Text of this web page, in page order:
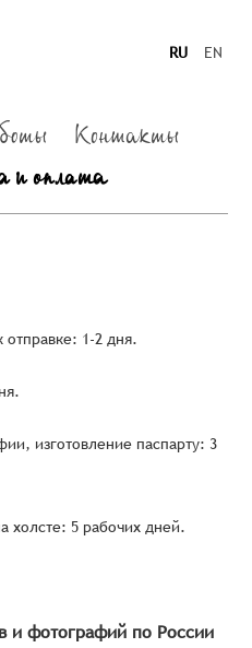
RU EN
Контакты
и оплата
отправке: 1-2 дня.
изготовление паспарту: 3
холсте: 5 рабочих дней.
и фотографий по России